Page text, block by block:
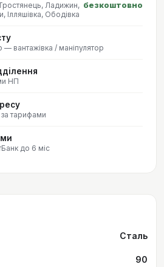
Ладижин,
Ілляшівка, Ободівка
безкоштовно
вантажівка / маніпулятор
НП
за тарифами
до 6 міс
Сталь
90